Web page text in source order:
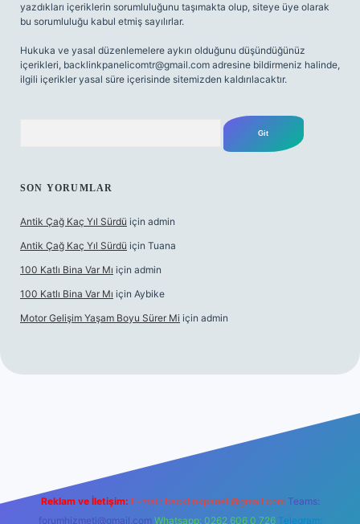
yazdıkları içeriklerin sorumluluğunu taşımakta olup, siteye üye olarak
bu sorumluluğu kabul etmiş sayılırlar.
Hukuka ve yasal düzenlemelere aykırı olduğunu düşündüğünüz
içerikleri, backlinkpanelicomtr@gmail.com adresine bildirmeniz halinde,
ilgili içerikler yasal süre içerisinde sitemizden kaldırılacaktır.
SON YORUMLAR
Antik Çağ Kaç Yıl Sürdü için admin
Antik Çağ Kaç Yıl Sürdü için Tuana
100 Katlı Bina Var Mı için admin
100 Katlı Bina Var Mı için Aybike
Motor Gelişim Yaşam Boyu Sürer Mi için admin
Reklam ve İletişim: E-mail: backlinkpaneli@gmail.com Teams:
forumhizmeti@gmail.com Whatsapp: 0262 606 0 726 Telegram: